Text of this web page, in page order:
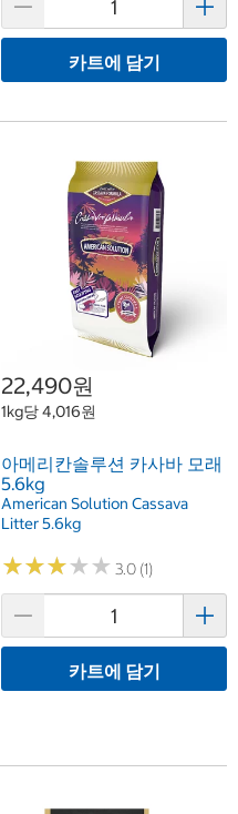
카트에 담기
22,490원
1kg당 4,016원
아메리칸솔루션 카사바 모래
5.6kg
American Solution Cassava
Litter 5.6kg
★★★★★
★★★★★ 3.0 (1)
카트에 담기